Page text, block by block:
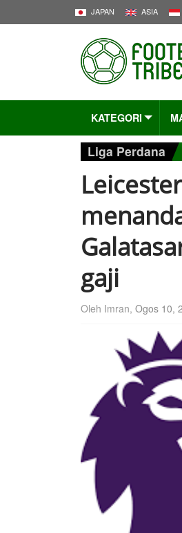
JAPAN ASIA
KATEGORI
Liga Perdana
gaji
Oleh Imran, Ogos 10,